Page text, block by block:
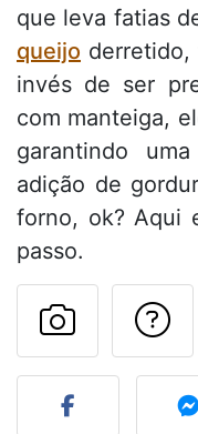
que leva fatias
queijo
invés de ser
com manteiga,
garantindo
adição de
forno, ok? Aqui
passo.
Fez